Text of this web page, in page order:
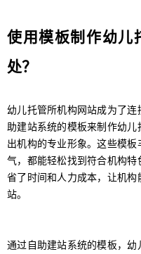
使用模板制作幼儿
处？
幼儿托管所机构网站成为了
助建站系统的模板来制作幼
出机构的专业形象。这些模
气，都能轻松找到符合机构
省了时间和人力成本，让机
站。
通过自助建站系统的模板，